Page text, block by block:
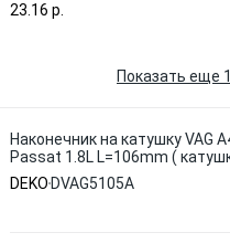
23.16 p.
Показать еще
Наконечник на катушку VAG
Passat 1.8L L=106mm (
058905105A), арт. D-VAG51
DEKO
DEKO DVAG5105A